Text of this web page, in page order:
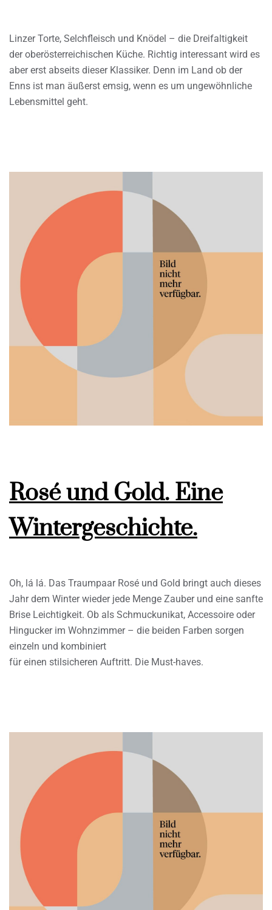
Linzer Torte, Selchfleisch und Knödel – die Dreifaltigkeit
der oberösterreichischen Küche. Richtig interessant wird es
aber erst abseits dieser Klassiker. Denn im Land ob der
Enns ist man äußerst emsig, wenn es um ungewöhnliche
Lebensmittel geht.
Rosé und Gold. Eine
Wintergeschichte.
Oh, lá lá. Das Traumpaar Rosé und Gold bringt auch dieses
Jahr dem Winter wieder jede Menge Zauber und eine sanfte
Brise Leichtigkeit. Ob als Schmuckunikat, Accessoire oder
Hingucker im Wohnzimmer – die beiden Farben sorgen
einzeln und kombiniert
für einen stilsicheren Auftritt. Die Must-haves.